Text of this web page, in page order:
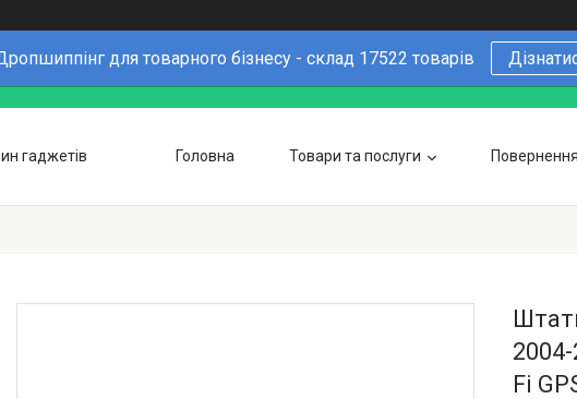
для товарного бізнесу - склад 17522 товарів
гаджетів Головна Товари та послуги Повернення
Оптовим покупцям
Fi